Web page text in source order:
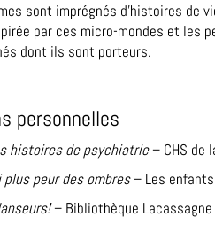
sont imprégnés d’histoires de
par ces micro-mondes et les
dont ils sont porteurs.
personnelles
histoires de psychiatrie– CHS de
plus peur des ombres– Les enfants
– Bibliothèque Lacassagne